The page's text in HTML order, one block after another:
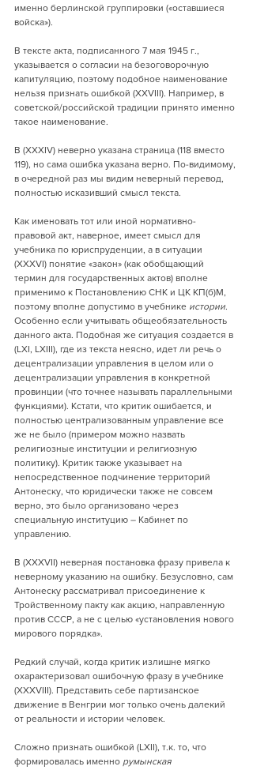
именно берлинской группировки («оставшиеся
войска»).
В тексте акта, подписанного 7 мая 1945 г.,
указывается о согласии на безоговорочную
капитуляцию, поэтому подобное наименование
нельзя признать ошибкой (XXVIII). Например, в
советской/российской традиции принято именно
такое наименование.
В (XXXIV) неверно указана страница (118 вместо
119), но сама ошибка указана верно. По-видимому,
в очередной раз мы видим неверный перевод,
полностью исказивший смысл текста.
Как именовать тот или иной нормативно-
правовой акт, наверное, имеет смысл для
учебника по юриспруденции, а в ситуации
(XXXVI) понятие «закон» (как обобщающий
термин для государственных актов) вполне
применимо к Постановлению СНК и ЦК КП(б)М,
поэтому вполне допустимо в учебнике истории.
Особенно если учитывать общеобязательность
данного акта. Подобная же ситуация создается в
(LXI, LXIII), где из текста неясно, идет ли речь о
децентрализации управления в целом или о
децентрализации управления в конкретной
провинции (что точнее называть параллельными
функциями). Кстати, что критик ошибается, и
полностью централизованным управление все
же не было (примером можно назвать
религиозные институции и религиозную
политику). Критик также указывает на
непосредственное подчинение территорий
Антонеску, что юридически также не совсем
верно, это было организовано через
специальную институцию – Кабинет по
управлению.
В (XXXVII) неверная постановка фразу привела к
неверному указанию на ошибку. Безусловно, сам
Антонеску рассматривал присоединение к
Тройственному пакту как акцию, направленную
против СССР, а не с целью «установления нового
мирового порядка».
Редкий случай, когда критик излишне мягко
охарактеризовал ошибочную фразу в учебнике
(XXXVIII). Представить себе партизанское
движение в Венгрии мог только очень далекий
от реальности и истории человек.
Сложно признать ошибкой (LXII), т.к. то, что
формировалась именно румынская